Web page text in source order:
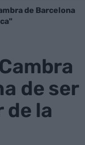
de Barcelona
de ser
de la